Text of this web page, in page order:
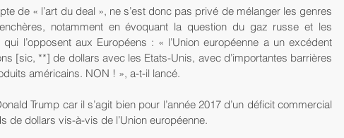
notamment en évoquant la question du gaz russe et les
l’opposent aux Européens : « l’Union européenne a un excédent
[sic, **] de dollars avec les Etats-Unis, avec d’importantes barrières
américains. NON ! », a-t-il lancé.
Trump car il s’agit bien pour l’année 2017 d’un déficit commercial
de dollars vis-à-vis de l’Union européenne.